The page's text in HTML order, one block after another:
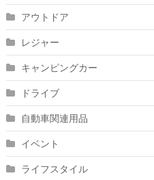
アウトドア
レジャー
キャンピングカー
ドライブ
自動車関連用品
イベント
ライフスタイル